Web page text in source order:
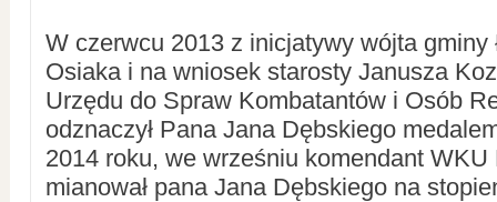
W czerwcu 2013 z inicjatywy wójta gminy
Osiaka i na wniosek starosty Janusza
Urzędu do Spraw Kombatantów i Osób
odznaczył Pana Jana Dębskiego
2014 roku, we wrześniu komendant WKU
mianował pana Jana Dębskiego na